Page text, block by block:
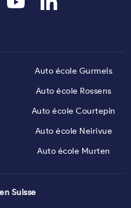
Auto école Gurmels
Auto école Rossens
Auto école Courtepin
Auto école Neirivue
Auto école Murten
Suisse